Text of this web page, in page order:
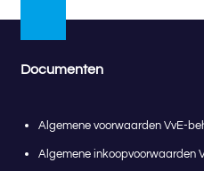
Documenten
Algemene voorwaarden VvE-
Algemene inkoopvoorwaarden